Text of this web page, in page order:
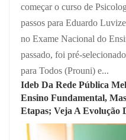
começar o curso de
passos para Eduardo
no Exame Nacional do
passado, foi pré-
para Todos (Prouni) e...
Ideb Da Rede Pública
Ensino Fundamental,
Etapas; Veja A Evolução